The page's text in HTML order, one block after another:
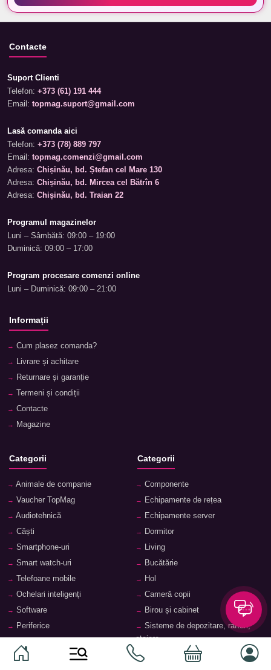
Contacte
Suport Clienti
Telefon: +373 (61) 191 444
Email: topmag.suport@gmail.com
Lasă comanda aici
Telefon: +373 (78) 889 797
Email: topmag.comenzi@gmail.com
Adresa: Chișinău, bd. Ștefan cel Mare 130
Adresa: Chișinău, bd. Mircea cel Bătrîn 6
Adresa: Chișinău, bd. Traian 22
Programul magazinelor
Luni – Sâmbătă: 09:00 – 19:00
Duminică: 09:00 – 17:00
Program procesare comenzi online
Luni – Duminică: 09:00 – 21:00
Informații
Cum plasez comanda?
Livrare și achitare
Returnare și garanție
Termeni și condiții
Contacte
Magazine
Categorii
Animale de companie
Vaucher TopMag
Audiotehnică
Căști
Smartphone-uri
Smart watch-uri
Telefoane mobile
Ochelari inteligenți
Software
Periferice
Tablete și accesorii
Categorii
Componente
Echipamente de rețea
Echipamente server
Dormitor
Living
Bucătărie
Hol
Cameră copii
Birou și cabinet
Sisteme de depozitare, rafturi,
etajere
Feronerie și accesorii pentru